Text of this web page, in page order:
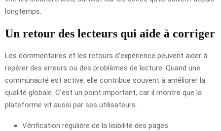
longtemps.
Un retour des lecteurs qui aide à corriger
Les commentaires et les retours d’expérience peuvent aider à
repérer des erreurs ou des problèmes de lecture. Quand une
communauté est active, elle contribue souvent à améliorer la
qualité globale. C’est un point important, car il montre que la
plateforme vit aussi par ses utilisateurs.
Vérification régulière de la lisibilité des pages